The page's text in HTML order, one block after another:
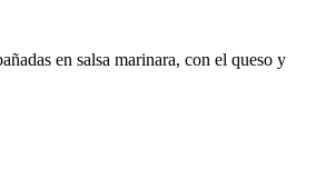
en salsa marinara, con el queso y